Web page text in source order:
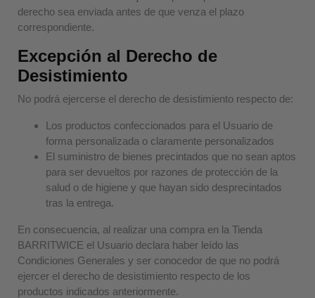
derecho sea enviada antes de que venza el plazo
correspondiente.
Excepción al Derecho de
Desistimiento
No podrá ejercerse el derecho de desistimiento respecto de:
Los productos confeccionados para el Usuario de
forma personalizada o claramente personalizados
El suministro de bienes precintados que no sean aptos
para ser devueltos por razones de protección de la
salud o de higiene y que hayan sido desprecintados
tras la entrega.
En consecuencia, al realizar una compra en la Tienda
BARRITWICE el Usuario declara haber leído las
Condiciones Generales y ser conocedor de que no podrá
ejercer el derecho de desistimiento respecto de los
productos indicados anteriormente.